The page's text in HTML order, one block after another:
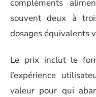
compléments
souvent deux à
dosages équivalents
Le prix inclut le
l’expérience
valeur pour qui